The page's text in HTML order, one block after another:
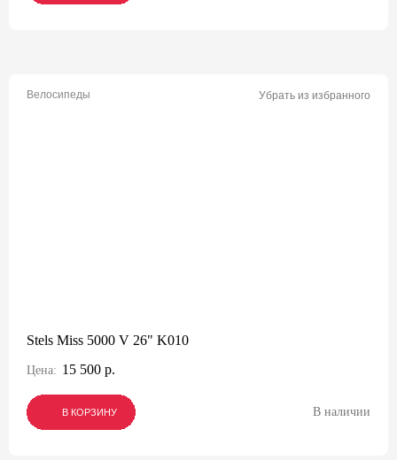
Велосипеды Убрать из избранного
Stels Miss 5000 V 26" K010
Цена: 15 500 р.
В КОРЗИНУ
В КОРЗИНУ
В КОРЗИНУ В наличии